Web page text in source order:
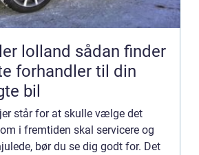
sådan finder
forhandler til din
bil
står for at skulle vælge det
i fremtiden skal servicere og
bør du se dig godt for. Det